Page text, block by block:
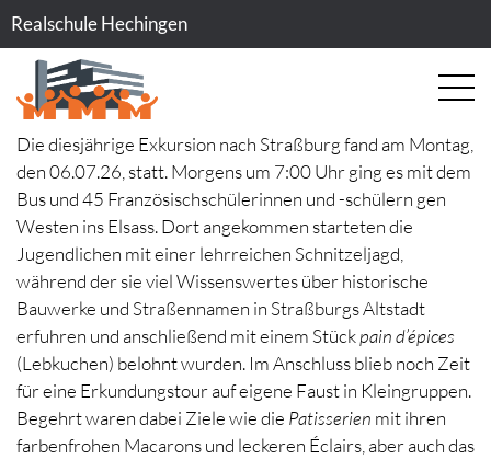
Realschule Hechingen
Die diesjährige Exkursion nach Straßburg fand am Montag,
den 06.07.26, statt. Morgens um 7:00 Uhr ging es mit dem
Bus und 45 Französischschülerinnen und -schülern gen
Westen ins Elsass. Dort angekommen starteten die
Jugendlichen mit einer lehrreichen Schnitzeljagd,
während der sie viel Wissenswertes über historische
Bauwerke und Straßennamen in Straßburgs Altstadt
erfuhren und anschließend mit einem Stückpain d’épices
(Lebkuchen) belohnt wurden. Im Anschluss blieb noch Zeit
für eine Erkundungstour auf eigene Faust in Kleingruppen.
Begehrt waren dabei Ziele wie die Patisserien mit ihren
farbenfrohen Macarons und leckeren Éclairs, aber auch das